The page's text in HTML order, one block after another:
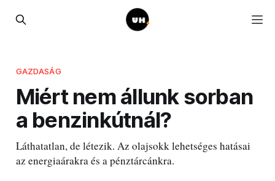
GAZDASÁG
Miért nem állunk sorban
a benzinkútnál?
Láthatatlan, de létezik. Az olajsokk lehetséges hatásai
az energiaárakra és a pénztárcánkra.